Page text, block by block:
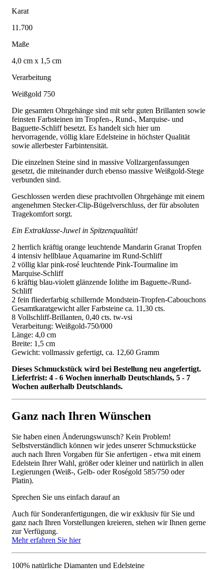
Karat
11.700
Maße
4,0 cm x 1,5 cm
Verarbeitung
Weißgold 750
Die gesamten Ohrgehänge sind mit sehr guten Brillanten sowie
feinsten Farbsteinen im Tropfen-, Rund-, Marquise- und
Baguette-Schliff besetzt. Es handelt sich hier um
hervorragende, völlig klare Edelsteine in höchster Qualität
sowie allerbester Farbintensität.
Die einzelnen Steine sind in massive Vollzargenfassungen
gesetzt, die miteinander durch ebenso massive Weißgold-Stege
verbunden sind.
Geschlossen werden diese prachtvollen Ohrgehänge mit einem
angenehmen Stecker-Clip-Bügelverschluss, der für absoluten
Tragekomfort sorgt.
Ein Extraklasse-Juwel in Spitzenqualität!
2 herrlich kräftig orange leuchtende Mandarin Granat Tropfen
4 intensiv hellblaue Aquamarine im Rund-Schliff
2 völlig klar pink-rosé leuchtende Pink-Tourmaline im
Marquise-Schliff
6 kräftig blau-violett glänzende Iolithe im Baguette-/Rund-
Schliff
2 fein fliederfarbig schillernde Mondstein-Tropfen-Cabouchons
Gesamtkaratgewicht aller Farbsteine ca. 11,30 cts.
8 Vollschliff-Brillanten, 0,40 cts. tw-vsi
Verarbeitung: Weißgold-750/000
Länge: 4,0 cm
Breite: 1,5 cm
Gewicht: vollmassiv gefertigt, ca. 12,60 Gramm
Dieses Schmuckstück wird bei Bestellung neu angefertigt.
Lieferfrist: 4 - 6 Wochen innerhalb Deutschlands, 5 - 7
Wochen außerhalb Deutschlands.
Ganz nach Ihren Wünschen
Sie haben einen Änderungswunsch? Kein Problem!
Selbstverständlich können wir jedes unserer Schmuckstücke
auch nach Ihren Vorgaben für Sie anfertigen - etwa mit einem
Edelstein Ihrer Wahl, größer oder kleiner und natürlich in allen
Legierungen (Weiß-, Gelb- oder Roségold 585/750 oder
Platin).
Sprechen Sie uns einfach darauf an
Auch für Sonderanfertigungen, die wir exklusiv für Sie und
ganz nach Ihren Vorstellungen kreieren, stehen wir Ihnen gerne
zur Verfügung.
Mehr erfahren Sie hier
100% natürliche Diamanten und Edelsteine